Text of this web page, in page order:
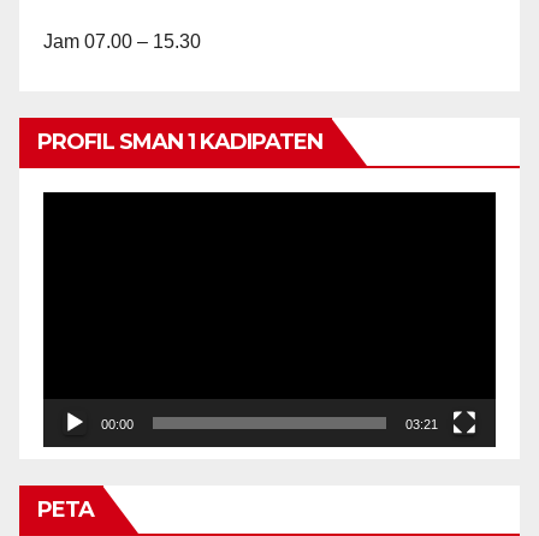
Jam 07.00 – 15.30
PROFIL SMAN 1 KADIPATEN
00:00 03:21
PETA